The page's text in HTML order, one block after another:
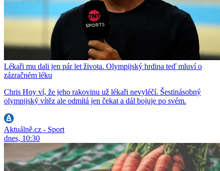
Lékaři mu dali jen pár let života. Olympijský hrdina teď mluví o
zázračném léku
Chris Hoy ví, že jeho rakovinu už lékaři nevyléčí. Šestinásobný
olympijský vítěz ale odmítá jen čekat a dál bojuje po svém.
Aktuálně.cz - Sport
dnes, 10:30